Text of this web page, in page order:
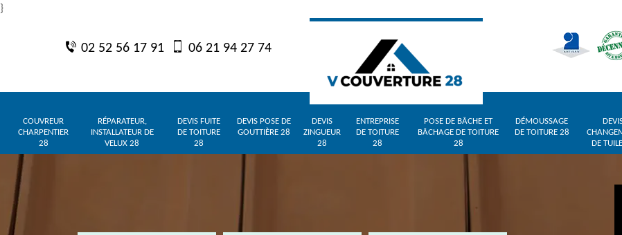
}
02 52 56 17 91 06 21 94 27 74
COUVREUR
CHARPENTIER
28
RÉPARATEUR,
INSTALLATEUR DE
VELUX 28
DEVIS FUITE
DE TOITURE
28
DEVIS POSE DE
GOUTTIÈRE 28
DEVIS
ZINGUEUR
28
ENTREPRISE
DE TOITURE
28
POSE DE BÂCHE ET
BÂCHAGE DE TOITURE
28
DÉMOUSSAGE
DE TOITURE 28
DE